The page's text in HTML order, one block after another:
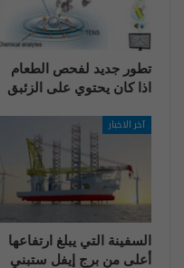
تطور جديد لفحص الطعام
اذا كان يحتوي على الزئبق
آخر الاخبار
السفينة التي يبلغ ارتفاعها
أعلى من برج إيفل ستبني